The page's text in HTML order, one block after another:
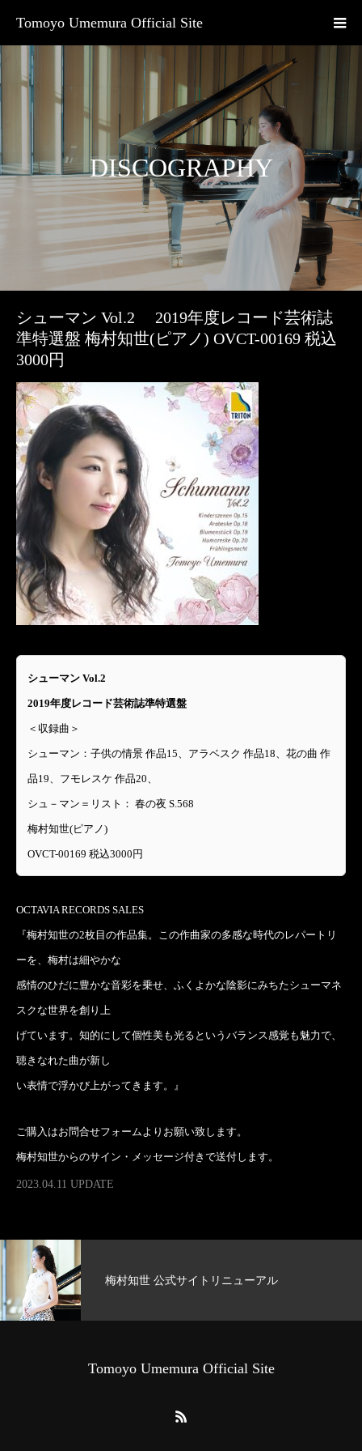
Tomoyo Umemura Official Site
DISCOGRAPHY
シューマン Vol.2 2019年度レコード芸術誌
準特選盤 梅村知世(ピアノ) OVCT-00169 税込
3000円
シューマン Vol.2
2019年度レコード芸術誌準特選盤
＜収録曲＞
シューマン：子供の情景 作品15、アラベスク 作品18、花の曲 作
品19、フモレスケ 作品20、
シュ－マン＝リスト： 春の夜 S.568
梅村知世(ピアノ)
OVCT-00169 税込3000円
OCTAVIA RECORDS SALES
『梅村知世の2枚目の作品集。この作曲家の多感な時代のレパートリ
ーを、梅村は細やかな
感情のひだに豊かな音彩を乗せ、ふくよかな陰影にみちたシューマネ
スクな世界を創り上
げています。知的にして個性美も光るというバランス感覚も魅力で、
聴きなれた曲が新し
い表情で浮かび上がってきます。』
ご購入はお問合せフォームよりお願い致します。
梅村知世からのサイン・メッセージ付きで送付します。
2023.04.11 UPDATE
梅村知世 公式サイトリニューアル
Tomoyo Umemura Official Site